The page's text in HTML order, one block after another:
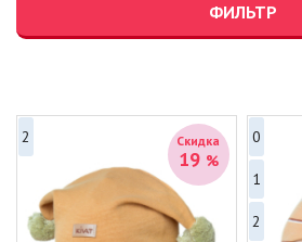
ФИЛЬТР
Скидка
19 %
2 0
1
2